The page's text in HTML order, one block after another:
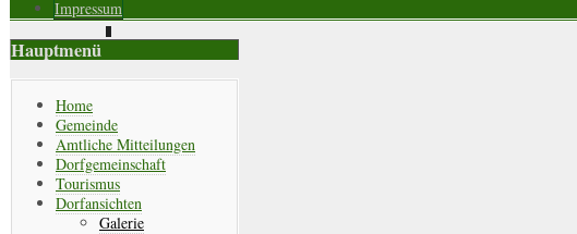
Impressum
Hauptmenü
Home
Gemeinde
Amtliche Mitteilungen
Dorfgemeinschaft
Tourismus
Dorfansichten
Galerie